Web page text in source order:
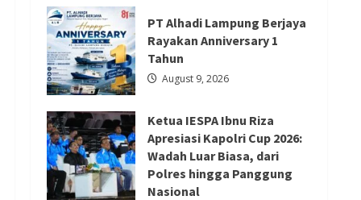
Berita Nasional
Berita Politik
Berita Terbaru
Sosialisasi Susunan Pengurus
DPC PPP Kabupaten Banyumas
Redaksi 01 August 8, 2026
Revitalisasi
Kawasan
Ziarah
Syekh
Asnawi
Caringin
Untuk
Kemanfaatan
Masyarakat
dan
Menjaga
Nilai
Sejarah
PT Alhadi Lampung Berjaya
Rayakan Anniversary 1
Tahun
August 9, 2026
Ketua IESPA Ibnu Riza
Apresiasi Kapolri Cup 2026:
Wadah Luar Biasa, dari
Polres hingga Panggung
Nasional